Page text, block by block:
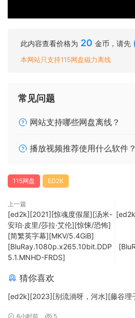
此内容查看价格为 20 金币，请先
本网站只支持115网盘磁力离线
常见问题
网站支持哪些网盘离线？
播放视频推荐使用什么软件？
115网盘 ED2K
上一篇
[ed2k][2021][惊魂度假屋][汤米-
安珀·皮里/莎拉·艾伦][惊悚/恐怖]
[简繁英字幕][MKV/5.4GiB]
[BluRay.1080p.x265.10bit.DDP
5.1.MNHD-FRDS]
猜你喜欢
[ed2k][2023][别流淌呀，河水][藤谷理
6小时前 5